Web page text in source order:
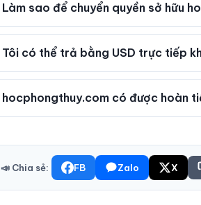
Làm sao để chuyển quyền sở hữu
Tôi có thể trả bằng USD trực tiếp
hocphongthuy.com có được hoàn
📣 Chia sẻ: FB Zalo X